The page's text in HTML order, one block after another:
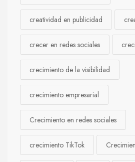
creatividad en publicidad
crecer en redes sociales
crecimiento de la visibilidad
crecimiento empresarial
Crecimiento en redes sociales
crecimiento TikTok